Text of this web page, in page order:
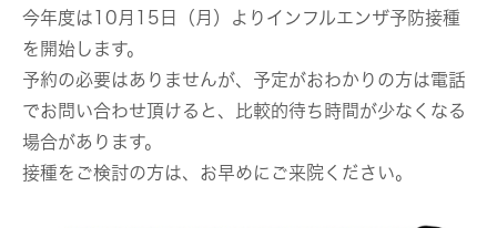
今年度は10月15日（月）よりインフルエンザ予防接種
を開始します。
予約の必要はありませんが、予定がおわかりの方は電話
でお問い合わせ頂けると、比較的待ち時間が少なくなる
場合があります。
接種をご検討の方は、お早めにご来院ください。